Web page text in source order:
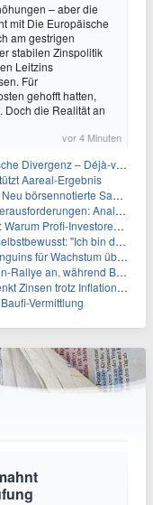
– aber die
mit Die Europäische
am gestrigen
stabilen Zinspolitik
Leitzins
Für
gehofft hatten,
Doch die Realität an
vor 4 Minuten
– Déjà-vu für BTC?
Aareal-Ergebnis
startet Millionen-Offensive in digitales Marketing
erwarten kurzfristigen Kursrückgang
zugreifen – Stresstest statt Bärenmarkt
bin die Vorstandsvorsitzende"
über den Handel hinaus
während Bitcoin $65.000 anpeilt
Schock – ein riskantes Spiel
Vermittlung